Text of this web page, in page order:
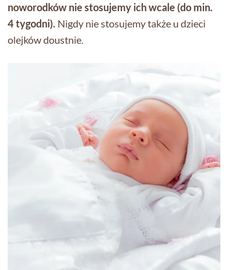
noworodków nie stosujemy ich wcale (do min.
4 tygodni). Nigdy nie stosujemy także u dzieci
olejków doustnie.